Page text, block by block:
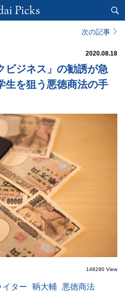
次の記事
2020.08.18
ビジネス」の勧誘が急
生を狙う悪徳商法の手
148290 View
イター 鞆大輔
悪徳商法